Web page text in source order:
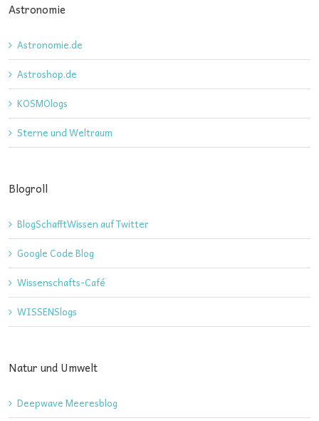
Astronomie
Astronomie.de
Astroshop.de
KOSMOlogs
Sterne und Weltraum
Blogroll
BlogSchafftWissen auf Twitter
Google Code Blog
Wissenschafts-Café
WISSENSlogs
Natur und Umwelt
Deepwave Meeresblog